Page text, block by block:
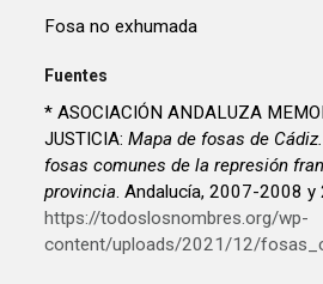
Fosa no exhumada
Fuentes
* ASOCIACIÓN ANDALUZA
JUSTICIA:Mapa de fosas de
fosas comunes de la represión
provincia. Andalucía, 2007-2008 y
https://todoslosnombres.org/wp-
content/uploads/2021/12/